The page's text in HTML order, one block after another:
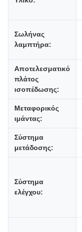
Σωλήνας
λαμπτήρα:
Αποτελεσματικό
πλάτος
ισοπέδωσης:
Μεταφορικός
ιμάντας:
Σύστημα
μετάδοσης:
Σύστημα
ελέγχου: